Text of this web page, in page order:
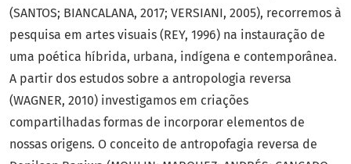
(SANTOS; BIANCALANA, 2017; VERSIANI, 2005), recorremos à
pesquisa em artes visuais (REY, 1996) na instauração de
uma poética híbrida, urbana, indígena e contemporânea.
A partir dos estudos sobre a antropologia reversa
(WAGNER, 2010) investigamos em criações
compartilhadas formas de incorporar elementos de
nossas origens. O conceito de antropofagia reversa de